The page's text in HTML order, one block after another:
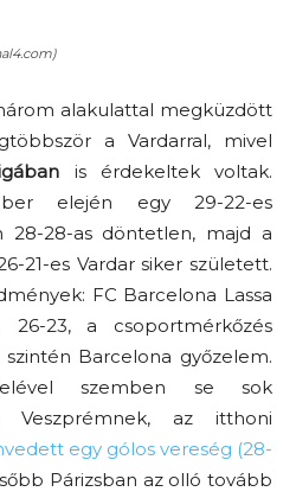
alakulattal megküzdött
a Vardarral, mivel
is érdekeltek voltak.
elején egy 29-22-es
28-28-as döntetlen, majd a
21-es Vardar siker született.
FC Barcelona Lassa
26-23, a csoportmérkőzés
Barcelona győzelem.
szemben se sok
az itthoni
egy gólos vereség (28-
Párizsban az olló tovább